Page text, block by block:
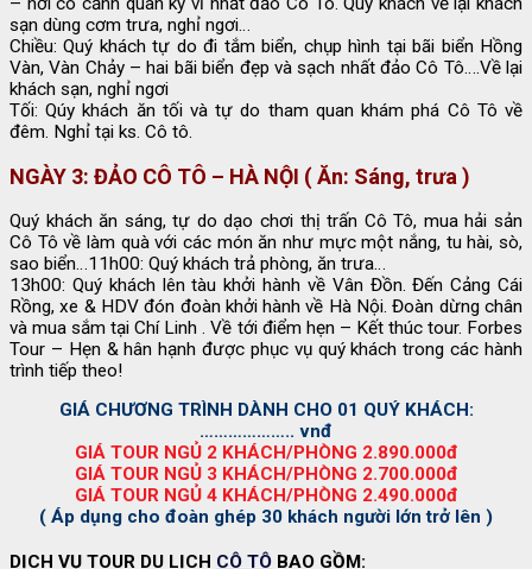
sạn dùng cơm trưa, nghỉ ngơi…
Chiều: Quý khách tự do đi tắm biển, chụp hình tại bãi biển Hồng
Vàn, Vàn Chảy – hai bãi biển đẹp và sạch nhất đảo Cô Tô….Về lại
khách sạn, nghỉ ngơi
Tối: Qúy khách ăn tối và tự do tham quan khám phá Cô Tô về
đêm. Nghỉ tại ks. Cô tô.
NGÀY 3: ĐẢO CÔ TÔ – HÀ NỘI ( Ăn: Sáng, trưa )
Quý khách ăn sáng, tự do dạo chơi thị trấn Cô Tô, mua hải sản
Cô Tô về làm quà với các món ăn như mực một nắng, tu hài, sò,
sao biển…11h00: Quý khách trả phòng, ăn trưa…
13h00: Quý khách lên tàu khởi hành về Vân Đồn. Đến Cảng Cái
Rồng, xe & HDV đón đoàn khởi hành về Hà Nội. Đoàn dừng chân
và mua sắm tại Chí Linh . Về tới điểm hẹn – Kết thúc tour. Forbes
Tour – Hẹn & hân hạnh được phục vụ quý khách trong các hành
trình tiếp theo!
GIÁ CHƯƠNG TRÌNH DÀNH CHO 01 QUÝ KHÁCH:
……………….. vnđ
GIÁ TOUR NGỦ 2 KHÁCH/PHÒNG 2.890.000đ
GIÁ TOUR NGỦ 3 KHÁCH/PHÒNG 2.700.000đ
GIÁ TOUR NGỦ 4 KHÁCH/PHÒNG 2.490.000đ
( Áp dụng cho đoàn ghép 30 khách người lớn trở lên )
DỊCH VỤ TOUR DU LỊCH CÔ TÔ BAO GỒM: